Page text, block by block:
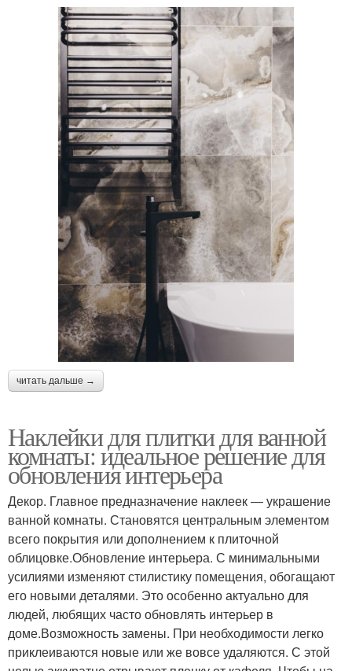
читать дальше →
Наклейки для плитки для ванной
комнаты: идеальное решение для
обновления интерьера
Декор. Главное предназначение наклеек — украшение
ванной комнаты. Становятся центральным элементом
всего покрытия или дополнением к плиточной
облицовке.Обновление интерьера. С минимальными
усилиями изменяют стилистику помещения, обогащают
его новыми деталями. Это особенно актуально для
людей, любящих часто обновлять интерьер в
доме.Возможность замены. При необходимости легко
приклеиваются новые или же вовсе удаляются. С этой